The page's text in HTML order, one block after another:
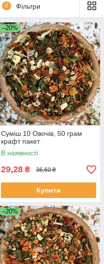
0 Фільтри
–20%
Суміш 10 Овочів, 50 грам
крафт пакет
В наявності
29,28 ₴ 36,60 ₴
Купити
–20%